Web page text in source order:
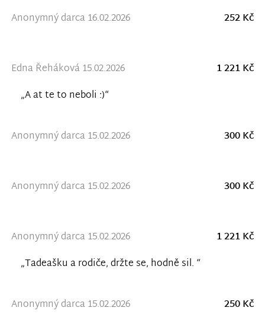
Anonymný darca 16.02.2026 252 Kč
Edna Řeháková 15.02.2026
1 221 Kč
„A at te to neboli :)“
Anonymný darca 15.02.2026 300 Kč
Anonymný darca 15.02.2026 300 Kč
Anonymný darca 15.02.2026
1 221 Kč
„Tadeašku a rodiče, držte se, hodně sil. “
Anonymný darca 15.02.2026 250 Kč